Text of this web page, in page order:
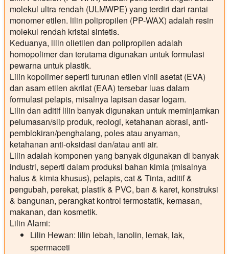
molekul ultra rendah (ULMWPE) yang terdiri dari rantai
monomer etilen. lilin polipropilen (PP-WAX) adalah resin
molekul rendah kristal sintetis.
Keduanya, lilin olietilen dan polipropilen adalah
homopolimer dan terutama digunakan untuk formulasi
pewarna untuk plastik.
Lilin kopolimerseperti turunan etilen vinil asetat (EVA)
dan asam etilen akrilat (EAA) tersebar luas dalam
formulasi pelapis, misalnya lapisan dasar logam.
Lilin dan aditif lilin banyak digunakan untuk meminjamkan
pelumasan/slip produk, reologi, ketahanan abrasi, anti-
pemblokiran/penghalang, poles atau anyaman,
ketahanan anti-oksidasi dan/atau anti air.
Lilin adalah komponen yang banyak digunakan di banyak
industri, seperti dalam produksi bahan kimia (misalnya
halus & kimia khusus), pelapis, cat & Tinta, aditif &
pengubah, perekat, plastik & PVC, ban & karet, konstruksi
& bangunan, perangkat kontrol termostatik, kemasan,
makanan, dan kosmetik.
Lilin Alami:
Lilin Hewan: lilin lebah, lanolin, lemak, lak,
spermaceti